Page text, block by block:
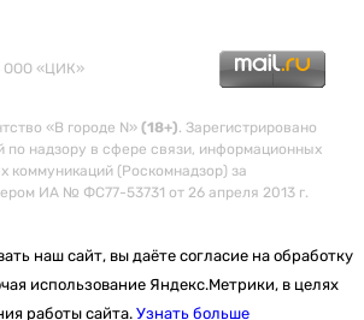
ООО «ЦИК»
«В городе N» (18+). Зарегистрировано
по надзору в сфере связи, информационных
коммуникаций (Роскомнадзор) за
ИА № ФС77-53731 от 26 апреля 2013 г.
наш сайт, вы даёте согласие на обработку
использование Яндекс.Метрики, в целях
работы сайта.Узнать больше